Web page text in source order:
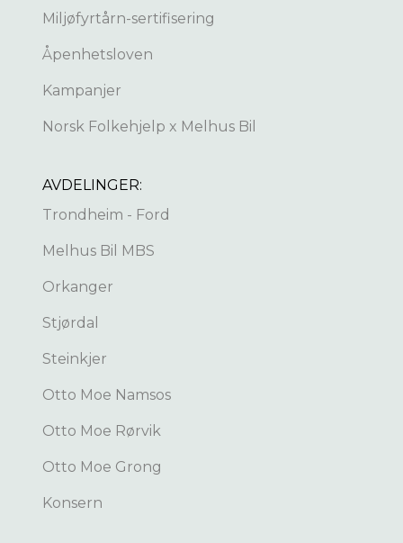
Miljøfyrtårn-sertifisering
Åpenhetsloven
Kampanjer
Norsk Folkehjelp x Melhus Bil
AVDELINGER:
Trondheim - Ford
Melhus Bil MBS
Orkanger
Stjørdal
Steinkjer
Otto Moe Namsos
Otto Moe Rørvik
Otto Moe Grong
Konsern